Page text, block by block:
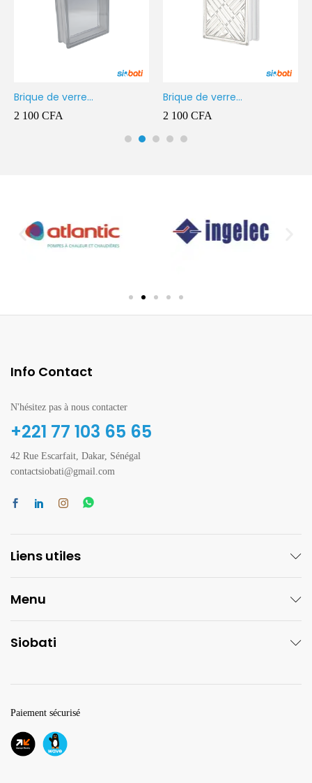
Brique de verre
190X190X80MM Transparent
2 100 CFA
Brique de verre
190X190X80MM CROSS
2 100 CFA
Info Contact
N'hésitez pas à nous contacter
+221 77 103 65 65
42 Rue Escarfait, Dakar, Sénégal
contactsiobati@gmail.com
Liens utiles
Menu
Siobati
Paiement sécurisé